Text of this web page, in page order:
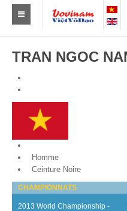
Europe
Afrique
Amérique
Australie et Océanie
Actus
TRAN NGOC
Homme
Ceinture Noire
CHAMPIONNATS
2013 World Championship -